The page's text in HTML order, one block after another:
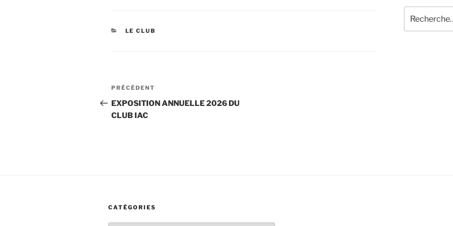
CATÉGORIES
LE CLUB
Navigation
de
l’article
Article
précédent
PRÉCÉDENT
EXPOSITION ANNUELLE 2026 DU
CLUB IAC
pour
:
CATÉGORIES